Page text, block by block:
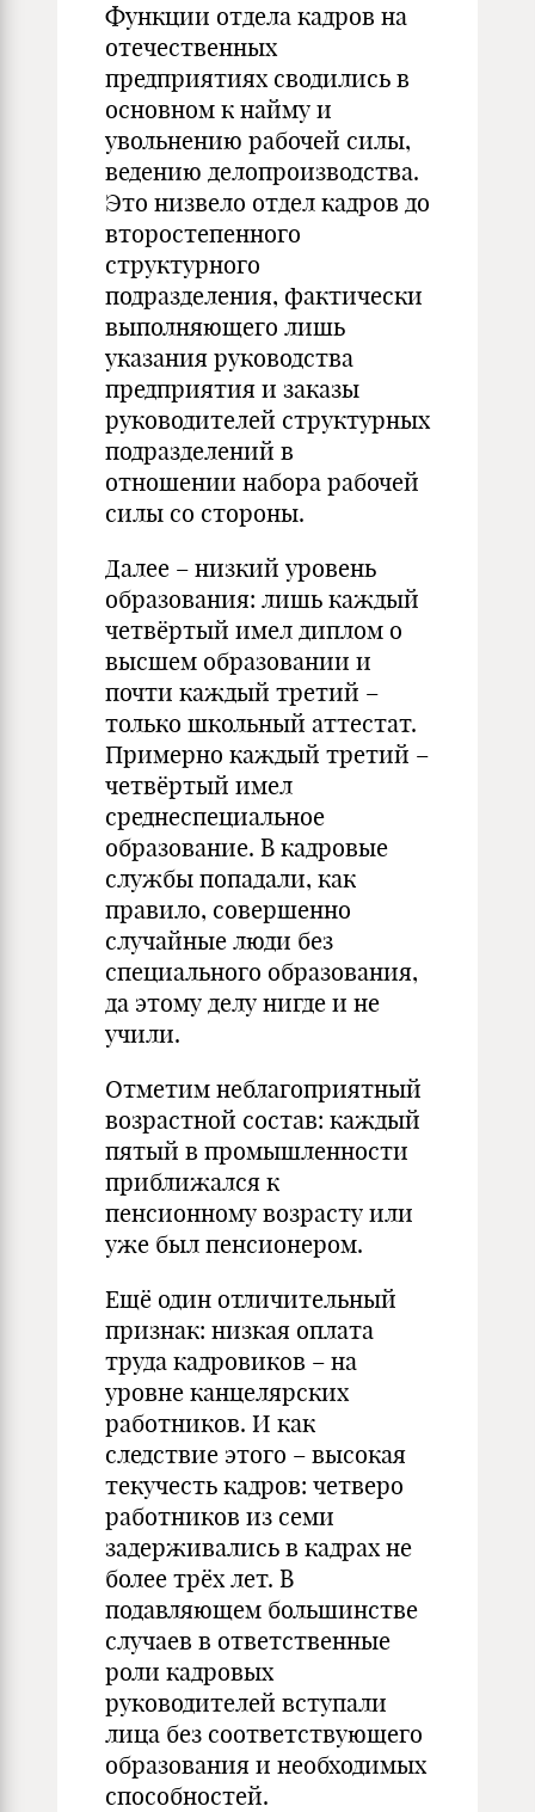
Функции отдела кадров на
отечественных
предприятиях сводились в
основном к найму и
увольнению рабочей силы,
ведению делопроизводства.
Это низвело отдел кадров до
второстепенного
структурного
подразделения, фактически
выполняющего лишь
указания руководства
предприятия и заказы
руководителей структурных
подразделений в
отношении набора рабочей
силы со стороны.
Далее – низкий уровень
образования: лишь каждый
четвёртый имел диплом о
высшем образовании и
почти каждый третий –
только школьный аттестат.
Примерно каждый третий –
четвёртый имел
среднеспециальное
образование. В кадровые
службы попадали, как
правило, совершенно
случайные люди без
специального образования,
да этому делу нигде и не
учили.
Отметим неблагоприятный
возрастной состав: каждый
пятый в промышленности
приближался к
пенсионному возрасту или
уже был пенсионером.
Ещё один отличительный
признак: низкая оплата
труда кадровиков – на
уровне канцелярских
работников. И как
следствие этого – высокая
текучесть кадров: четверо
работников из семи
задерживались в кадрах не
более трёх лет. В
подавляющем большинстве
случаев в ответственные
роли кадровых
руководителей вступали
лица без соответствующего
образования и необходимых
способностей.